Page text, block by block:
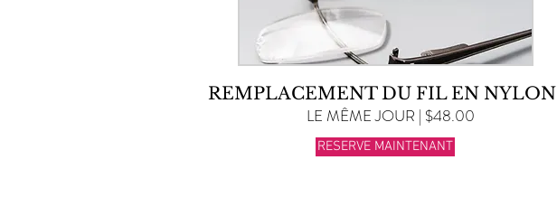
REMPLACEMENT DU FIL EN NYLON
LE MÊME JOUR | $48.00
RESERVE MAINTENANT